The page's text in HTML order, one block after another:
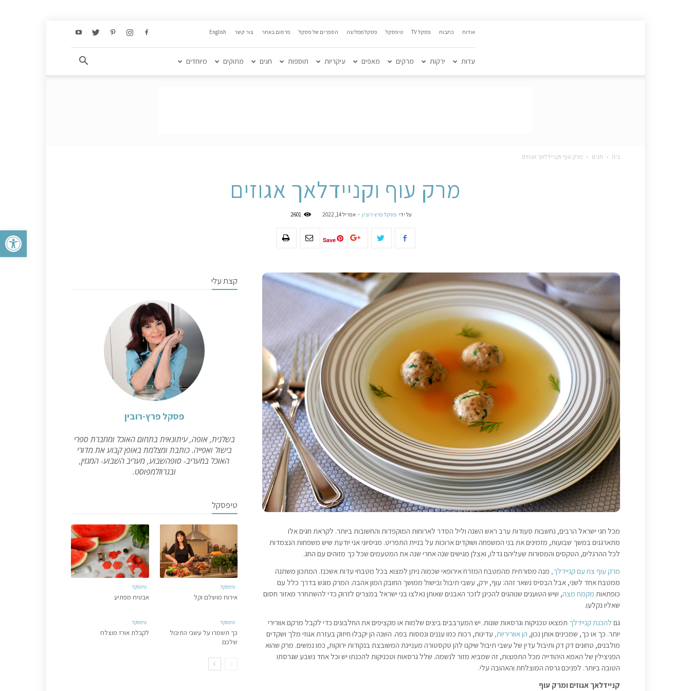
פתח
….
אודות כתבות פסקל TV טיפסקל פסקל ממליצה הספרים של פסקל פרסום באתר צור קשר English
עדות ירקות מרקים מאפים עיקריות תוספות חגים מתוקים מיוחדים
בית חגים מרק עוף וקניידלאך אגוזים
מרק עוף וקניידלאך אגוזים
על ידי פסקל פרץ-רובין - אפריל 14, 2022 2601
Save
מכל חגי ישראל הרבים, נחשבות סעודות ערב ראש השנה וליל הסדר לארוחות המוקפדות והחשובות ביותר. לקראת חגים אלו
מתארגנים במשך שבועות, מזמינים את בני המשפחה ושוקדים ארוכות על בניית התפריט. מניסיוני אני יודעת שיש משפחות הנצמדות
לכל ההרגלים, הטקסים והמסורות שעליהם גדלו, ואצלן מגישים שנה אחרי שנה את המטעמים שכל כך מזוהים עם החג.
מרק עוף צח עם קניידלך, מנה מסורתית מהמטבח המזרח אירופאי שכמוה ניתן למצוא בכל מטבחי עדות אשכנז. המתכון משתנה
ממטבח אחד לשני, אבל הבסיס נשאר זהה: עוף, ירק, עשבי תיבול ובישול ממושך החובק המון אהבה. המרק מוגש בדרך כלל עם
כופתאות מקמח מצה, שיש הטוענים שנוהגים להכינן לזכר האבנים שאותן נאלצו בני ישראל במצרים לזרוק כדי להשתחרר מאזור חסום
שאליו נקלעו.
גם להכנת קניידלך תמצאו טכניקות וגרסאות שונות. יש המערבבים ביצים שלמות או מקציפים את החלבונים כדי לקבל מרקם אוורירי
יותר. כך או כך, שמכינים אותן נכון, הן אווריריות, עדינות, רכות כמו עננים ונמסות בפה. השנה הן יקבלו חיזוק בעזרת אגוזי מלך ושקדים
מולבנים, טחונים דק דק ותיבול עדין של עשבי תיבול שיקנו להן טקסטורה מעניינת המשובצת בנקודות ירוקות, כמו נמשים. מרק שהוא
הפניצילין של האמא היהודייה מכל התפוצות, זה שמביא מזור לנשמה. שלל גרסאות וטכניקות להכנתו יש וכל אחד נשבע שגרסתו
הטובה ביותר. לפניכם גרסה המוצלחת והאהובה עלי.
קניידלאך אגוזים ומרק עוף
קצת עלי
פסקל פרץ-רובין
בשלנית, אופה, עיתונאית בתחום האוכל ומחברת ספרי
בישול ואפייה. כותבת ומצלמת באופן קבוע את מדורי
האוכל במעריב- סופהשבוע, מעריב השבוע- המגזין,
ובגרוזלמפוסט.
טיפסקל
טיפסקל
אירוח מושלם וקל
טיפסקל
אבטיח מפתיע
טיפסקל
כך תשמרו על עשבי התיבול
שלכם
טיפסקל
לקבלת אורז מוצלח